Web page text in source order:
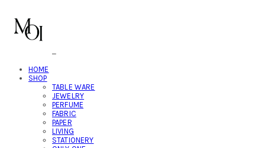
HOME
SHOP
TABLE WARE
JEWELRY
PERFUME
FABRIC
PAPER
LIVING
STATIONERY